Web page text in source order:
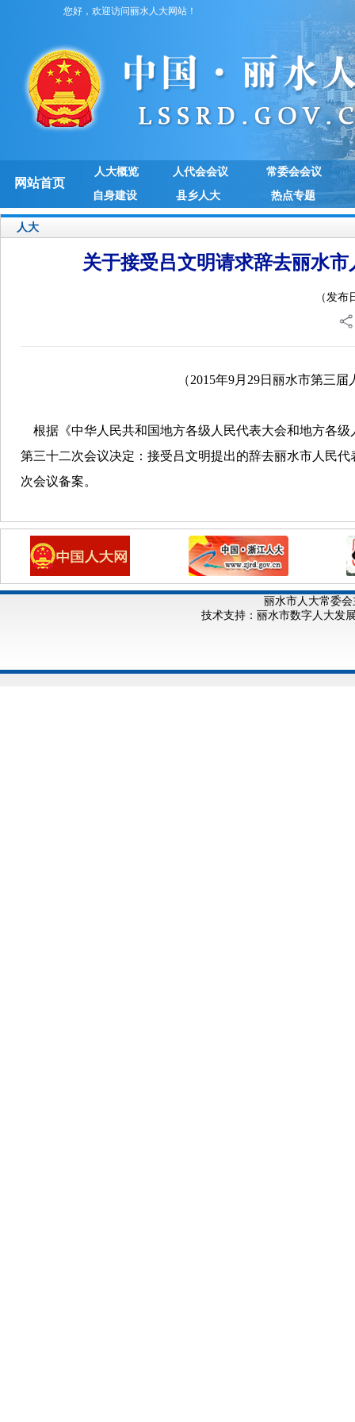
您好，欢迎访问丽水人大网站！
网站首页
人大概览 人代会会议
常委会会议
自身建设
县乡人大 热点专题
人大
关于接受吕文明请求辞去丽水
（发布
（2015年9月29日丽水市第三
根据《中华人民共和国地方各级人民代表大会和地方各
第三十二次会议决定：接受吕文明提出的辞去丽水市人民
次会议备案。
丽水市人大常委会
技术支持：丽水市数字人大发